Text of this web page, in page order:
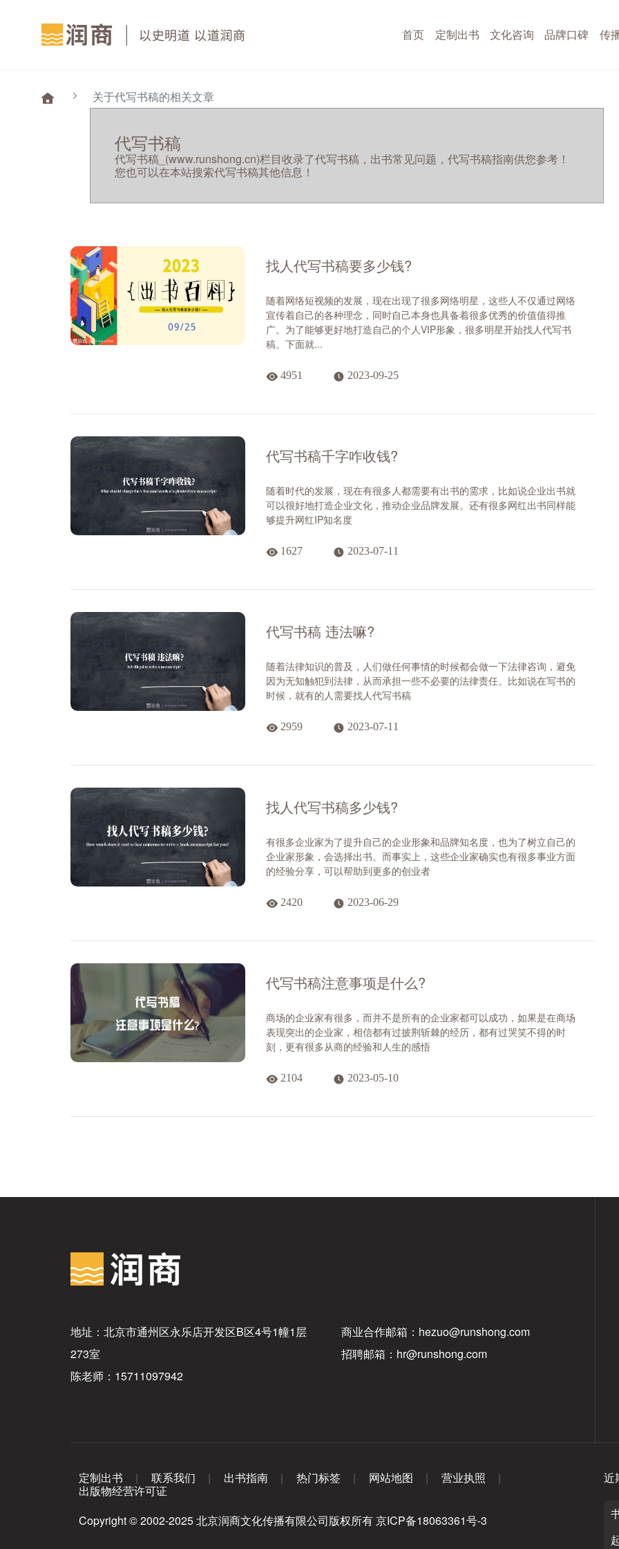
首页 定制出书 文化咨询 品牌口碑 传
关于代写书稿的相关文章
代写书稿
代写书稿_(www.runshong.cn)栏目收录了代写书稿，出书常见问题，代写书稿指南供您参考！
您也可以在本站搜索代写书稿其他信息！
找人代写书稿要多少钱?
随着网络短视频的发展，现在出现了很多网络明星，这些人不仅通过网络
宣传着自己的各种理念，同时自己本身也具备着很多优秀的价值值得推
广。为了能够更好地打造自己的个人VIP形象，很多明星开始找人代写书
稿。下面就...
4951 2023-09-25
代写书稿千字咋收钱?
随着时代的发展，现在有很多人都需要有出书的需求，比如说企业出书就
可以很好地打造企业文化，推动企业品牌发展。还有很多网红出书同样能
够提升网红IP知名度
1627 2023-07-11
代写书稿 违法嘛?
随着法律知识的普及，人们做任何事情的时候都会做一下法律咨询，避免
因为无知触犯到法律，从而承担一些不必要的法律责任。比如说在写书的
时候，就有的人需要找人代写书稿
2959 2023-07-11
找人代写书稿多少钱?
有很多企业家为了提升自己的企业形象和品牌知名度，也为了树立自己的
企业家形象，会选择出书。而事实上，这些企业家确实也有很多事业方面
的经验分享，可以帮助到更多的创业者
2420 2023-06-29
代写书稿注意事项是什么?
商场的企业家有很多，而并不是所有的企业家都可以成功，如果是在商场
表现突出的企业家，相信都有过披荆斩棘的经历，都有过哭笑不得的时
刻，更有很多从商的经验和人生的感悟
2104 2023-05-10
地址：北京市通州区永乐店开发区B区4号1幢1层
273室
陈老师：15711097942
商业合作邮箱：hezuo@runshong.com
招聘邮箱：hr@runshong.com
定制出书 联系我们 出书指南 热门标签 网站地图
营业执照
出版物经营许可证
Copyright © 2002-2025 北京润商文化传播有限公司版权所有京ICP备18063361号-3
近